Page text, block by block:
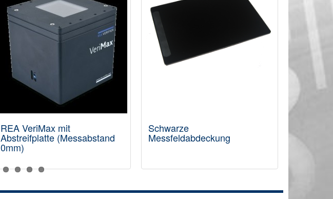
REA VeriMax mit
Abstreifplatte (Messabstand
0mm)
Schwarze
Messfeldabdeckung